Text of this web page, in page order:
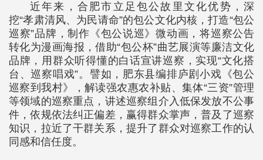
近年来，合肥市立足包公故里文化优势，深
挖“孝肃清风、为民请命”的包公文化内核，打造“包公
巡察”品牌，制作《包公说巡》微动画，将巡察公告
转化为漫画海报，借助“包公杯”曲艺展演等廉洁文化
品牌，用群众听得懂的白话宣讲巡察，实现“文化搭
台、巡察唱戏”。譬如，肥东县编排庐剧小戏《包公
巡察到我村》，解读强农惠农补贴、集体“三资”管理
等领域的巡察重点，讲述巡察组介入低保发放不公事
件，依规依法纠正偏差，赢得群众掌声，普及了巡察
知识，拉近了干群关系，提升了群众对巡察工作的认
同感和信任度。